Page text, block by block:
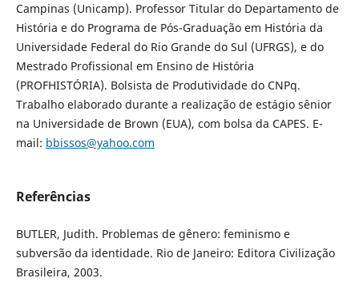
Campinas (Unicamp). Professor Titular do Departamento de
História e do Programa de Pós-Graduação em História da
Universidade Federal do Rio Grande do Sul (UFRGS), e do
Mestrado Profissional em Ensino de História
(PROFHISTÓRIA). Bolsista de Produtividade do CNPq.
Trabalho elaborado durante a realização de estágio sênior
na Universidade de Brown (EUA), com bolsa da CAPES. E-
mail: bbissos@yahoo.com
Referências
BUTLER, Judith. Problemas de gênero: feminismo e
subversão da identidade. Rio de Janeiro: Editora Civilização
Brasileira, 2003.